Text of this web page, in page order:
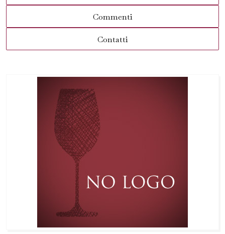
Commenti
Contatti